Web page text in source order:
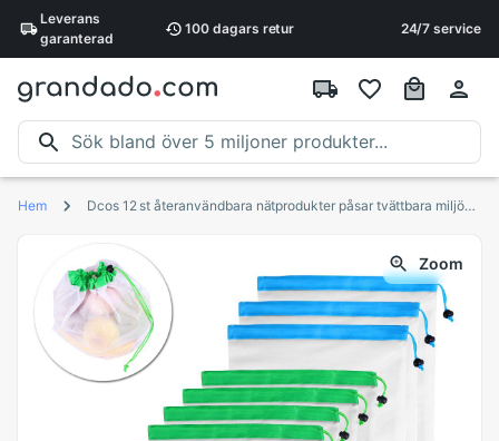
Leverans
garanterad
100 dagars retur 24/7 service
Hem Dcos 12 st återanvändbara nätprodukter påsar tvättbara miljövänliga påsar för matinköp förvaring frukt grönsaksleksaker
Zoom